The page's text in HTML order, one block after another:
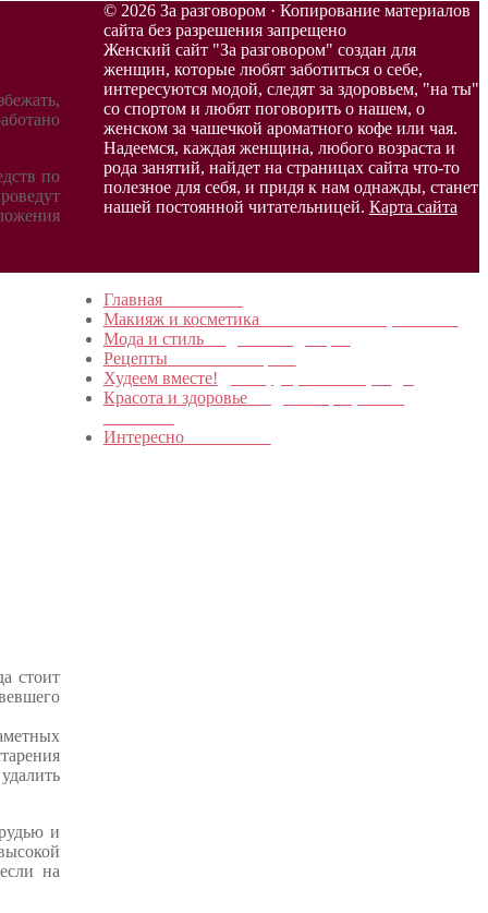
по
стоит
и
на
© 2026 За разговором · Копирование материалов
сайта без разрешения запрещено
Женский сайт "За разговором" создан для
женщин, которые любят заботиться о себе,
интересуются модой, следят за здоровьем, "на ты"
со спортом и любят поговорить о нашем, о
женском за чашечкой ароматного кофе или чая.
Надеемся, каждая женщина, любого возраста и
рода занятий, найдет на страницах сайта что-то
полезное для себя, и придя к нам однажды, станет
нашей постоянной читательницей. Карта сайта
Главнаяв начало…
Макияж и косметика
Мода и стильМодные тенденции
РецептыПошагово с фото
Худеем вместе!
Красота и здоровьеУход за лицом, телом,
ИнтересноОбо всем…